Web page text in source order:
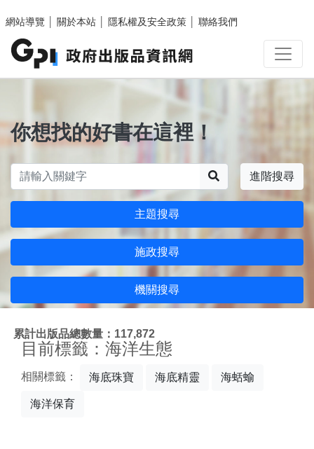
網站導覽
關於本站 隱私權及安全政策 聯絡我們
你想找的好書在這裡！
進階搜尋
主題搜尋
施政搜尋
機關搜尋
累計出版品總數量：117,872
目前標籤：海洋生態
相關標籤： 海底珠寶 海底精靈 海蛞蝓
海洋保育